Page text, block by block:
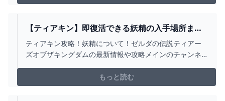
フト、ストア限定、オリジナルの商品を販売していま
【ティアキン】即復活できる妖精の入手場所まと
め！【ティアーズオブザキングダム 攻略】 -
YOUTUBE
ティアキン攻略！妖精について！ゼルダの伝説ティアー
ズオブザキングダムの最新情報や攻略メインのチャンネ
めにGETして！https://youtu.be/wb3bkNNi8j4・パラセ
ール不要になるほど遠くに飛ぶ方法
もっと読む